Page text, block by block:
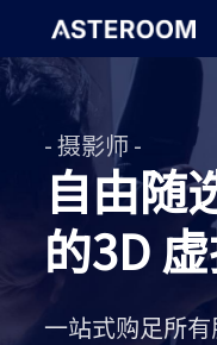
- 摄影师 -
自由随
的3D
一站式购足所